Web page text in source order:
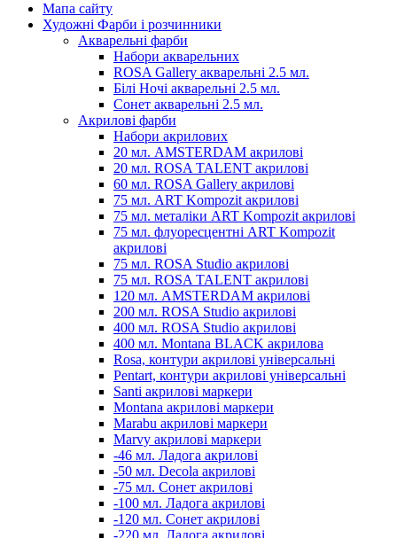
Мапа сайту
Художні Фарби і розчинники
Акварельні фарби
Набори акварельних
ROSA Gallery акварельні 2.5 мл.
Білі Ночі акварельні 2.5 мл.
Сонет акварельні 2.5 мл.
Акрилові фарби
Набори акрилових
20 мл. AMSTERDAM акрилові
20 мл. ROSA TALENT акрилові
60 мл. ROSA Gallery акрилові
75 мл. ART Kompozit акрилові
75 мл. металіки ART Kompozit акрилові
75 мл. флуоресцентні ART Kompozit
акрилові
75 мл. ROSA Studio акрилові
75 мл. ROSA TALENT акрилові
120 мл. AMSTERDAM акрилові
200 мл. ROSA Studio акрилові
400 мл. ROSA Studio акрилові
400 мл. Montana BLACK акрилова
Rosa, контури акрилові універсальні
Pentart, контури акрилові універсальні
Santi акрилові маркери
Montana акрилові маркери
Marabu акрилові маркери
Marvy акрилові маркери
-46 мл. Ладога акрилові
-50 мл. Decola акрилові
-75 мл. Сонет акрилові
-100 мл. Ладога акрилові
-120 мл. Сонет акрилові
-220 мл. Ладога акрилові